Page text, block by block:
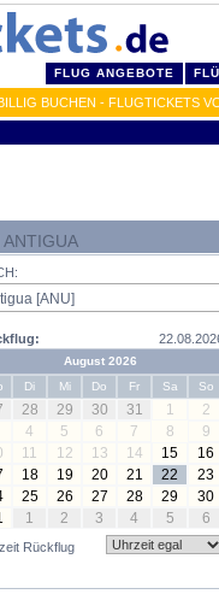
FLUG ANGEBOTE
BUCHEN - FLUGTICKETS
August 2026
Di Mi Do Fr Sa So
28 29 30 31 1
2
4 5 6 7 8
9
11 12 13 14 15
16
18 19 20 21 22
23
25 26 27 28 29
30
1 2 3 4 5 6
Rückflug